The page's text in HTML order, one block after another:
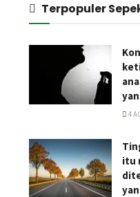
Terpopuler
4
itu